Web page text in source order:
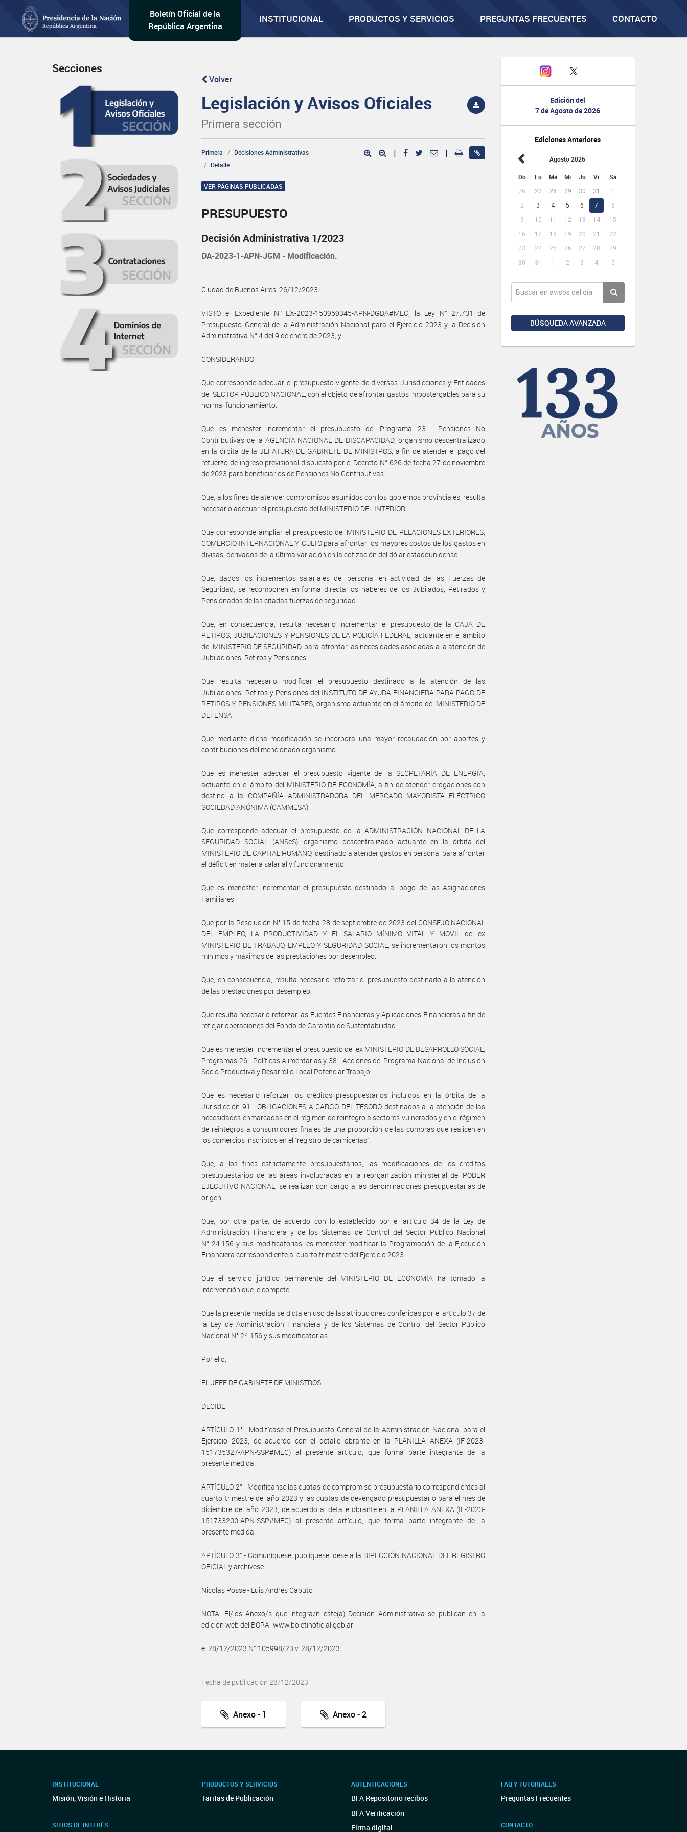
Boletín Oficial de la
República Argentina
INSTITUCIONAL PRODUCTOS Y SERVICIOS PREGUNTAS FRECUENTES CONTACTO
Edición del
7 de Agosto de 2026
Ediciones Anteriores
Agosto 2026
Do Lu Ma Mi Ju Vi Sa
26 27 28 29 30 31
1
2
3 4 5 6 7
8
9
10 11 12 13 14
15
16
17 18 19 20 21
22
23
24 25 26 27 28
29
30
31 1 2 3 4 5
BÚSQUEDA AVANZADA
Secciones
Volver
Legislación y Avisos Oficiales
Primera sección
Primera
Decisiones Administrativas
Detalle
| |
VER PÁGINAS PUBLICADAS
PRESUPUESTO
Decisión Administrativa 1/2023
DA-2023-1-APN-JGM - Modificación.
Ciudad de Buenos Aires, 26/12/2023
VISTO el Expediente N° EX-2023-150959345-APN-DGDA#MEC, la Ley N° 27.701 de
Presupuesto General de la Administración Nacional para el Ejercicio 2023 y la Decisión
Administrativa N° 4 del 9 de enero de 2023, y
CONSIDERANDO:
Que corresponde adecuar el presupuesto vigente de diversas Jurisdicciones y Entidades
del SECTOR PÚBLICO NACIONAL, con el objeto de afrontar gastos impostergables para su
normal funcionamiento.
Que es menester incrementar el presupuesto del Programa 23 - Pensiones No
Contributivas de la AGENCIA NACIONAL DE DISCAPACIDAD, organismo descentralizado
en la órbita de la JEFATURA DE GABINETE DE MINISTROS, a fin de atender el pago del
refuerzo de ingreso previsional dispuesto por el Decreto N° 626 de fecha 27 de noviembre
de 2023 para beneficiarios de Pensiones No Contributivas.
Que, a los fines de atender compromisos asumidos con los gobiernos provinciales, resulta
necesario adecuar el presupuesto del MINISTERIO DEL INTERIOR.
Que corresponde ampliar el presupuesto del MINISTERIO DE RELACIONES EXTERIORES,
COMERCIO INTERNACIONAL Y CULTO para afrontar los mayores costos de los gastos en
divisas, derivados de la última variación en la cotización del dólar estadounidense.
Que, dados los incrementos salariales del personal en actividad de las Fuerzas de
Seguridad, se recomponen en forma directa los haberes de los Jubilados, Retirados y
Pensionados de las citadas fuerzas de seguridad.
Que, en consecuencia, resulta necesario incrementar el presupuesto de la CAJA DE
RETIROS, JUBILACIONES Y PENSIONES DE LA POLICÍA FEDERAL, actuante en el ámbito
del MINISTERIO DE SEGURIDAD, para afrontar las necesidades asociadas a la atención de
Jubilaciones, Retiros y Pensiones.
Que resulta necesario modificar el presupuesto destinado a la atención de las
Jubilaciones, Retiros y Pensiones del INSTITUTO DE AYUDA FINANCIERA PARA PAGO DE
RETIROS Y PENSIONES MILITARES, organismo actuante en el ámbito del MINISTERIO DE
DEFENSA.
Que mediante dicha modificación se incorpora una mayor recaudación por aportes y
contribuciones del mencionado organismo.
Que es menester adecuar el presupuesto vigente de la SECRETARÍA DE ENERGÍA,
actuante en el ámbito del MINISTERIO DE ECONOMÍA, a fin de atender erogaciones con
destino a la COMPAÑÍA ADMINISTRADORA DEL MERCADO MAYORISTA ELÉCTRICO
SOCIEDAD ANÓNIMA (CAMMESA).
Que corresponde adecuar el presupuesto de la ADMINISTRACIÓN NACIONAL DE LA
SEGURIDAD SOCIAL (ANSeS), organismo descentralizado actuante en la órbita del
MINISTERIO DE CAPITAL HUMANO, destinado a atender gastos en personal para afrontar
el déficit en materia salarial y funcionamiento.
Que es menester incrementar el presupuesto destinado al pago de las Asignaciones
Familiares.
Que por la Resolución N° 15 de fecha 28 de septiembre de 2023 del CONSEJO NACIONAL
DEL EMPLEO, LA PRODUCTIVIDAD Y EL SALARIO MÍNIMO VITAL Y MOVIL del ex
MINISTERIO DE TRABAJO, EMPLEO Y SEGURIDAD SOCIAL, se incrementaron los montos
mínimos y máximos de las prestaciones por desempleo.
Que, en consecuencia, resulta necesario reforzar el presupuesto destinado a la atención
de las prestaciones por desempleo.
Que resulta necesario reforzar las Fuentes Financieras y Aplicaciones Financieras a fin de
reflejar operaciones del Fondo de Garantía de Sustentabilidad.
Que es menester incrementar el presupuesto del ex MINISTERIO DE DESARROLLO SOCIAL,
Programas 26 - Políticas Alimentarias y 38 - Acciones del Programa Nacional de Inclusión
Socio Productiva y Desarrollo Local Potenciar Trabajo.
Que es necesario reforzar los créditos presupuestarios incluidos en la órbita de la
Jurisdicción 91 - OBLIGACIONES A CARGO DEL TESORO destinados a la atención de las
necesidades enmarcadas en el régimen de reintegro a sectores vulnerados y en el régimen
de reintegros a consumidores finales de una proporción de las compras que realicen en
los comercios inscriptos en el “registro de carnicerías”.
Que, a los fines estrictamente presupuestarios, las modificaciones de los créditos
presupuestarios de las áreas involucradas en la reorganización ministerial del PODER
EJECUTIVO NACIONAL, se realizan con cargo a las denominaciones presupuestarias de
origen.
Que, por otra parte, de acuerdo con lo establecido por el artículo 34 de la Ley de
Administración Financiera y de los Sistemas de Control del Sector Público Nacional
N° 24.156 y sus modificatorias, es menester modificar la Programación de la Ejecución
Financiera correspondiente al cuarto trimestre del Ejercicio 2023.
Que el servicio jurídico permanente del MINISTERIO DE ECONOMÍA ha tomado la
intervención que le compete.
Que la presente medida se dicta en uso de las atribuciones conferidas por el artículo 37 de
la Ley de Administración Financiera y de los Sistemas de Control del Sector Público
Nacional N° 24.156 y sus modificatorias.
Por ello,
EL JEFE DE GABINETE DE MINISTROS
DECIDE:
ARTÍCULO 1°.- Modifícase el Presupuesto General de la Administración Nacional para el
Ejercicio 2023, de acuerdo con el detalle obrante en la PLANILLA ANEXA (IF-2023-
151735327-APN-SSP#MEC) al presente artículo, que forma parte integrante de la
presente medida.
ARTÍCULO 2°.- Modifícanse las cuotas de compromiso presupuestario correspondientes al
cuarto trimestre del año 2023 y las cuotas de devengado presupuestario para el mes de
diciembre del año 2023, de acuerdo al detalle obrante en la PLANILLA ANEXA (IF-2023-
151733200-APN-SSP#MEC) al presente artículo, que forma parte integrante de la
presente medida.
ARTÍCULO 3°.- Comuníquese, publíquese, dese a la DIRECCIÓN NACIONAL DEL REGISTRO
OFICIAL y archívese.
Nicolás Posse - Luis Andres Caputo
NOTA: El/los Anexo/s que integra/n este(a) Decisión Administrativa se publican en la
edición web del BORA -www.boletinoficial.gob.ar-
e. 28/12/2023 N° 105998/23 v. 28/12/2023
Fecha de publicación 28/12/2023
Anexo - 1 Anexo - 2
INSTITUCIONAL
Misión, Visión e Historia
SITIOS DE INTERÉS
PRODUCTOS Y SERVICIOS
Tarifas de Publicación
AUTENTICACIONES
BFA Repositorio recibos
BFA Verificación
Firma digital
FAQ Y TUTORIALES
Preguntas Frecuentes
CONTACTO